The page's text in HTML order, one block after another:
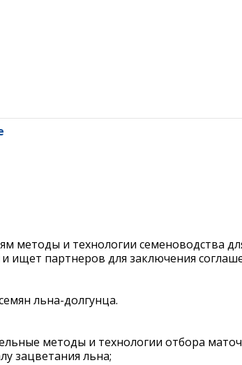
методы и технологии семеноводства
ищет партнеров для заключения
льна-долгунца.
методы и технологии отбора
зацветания льна;